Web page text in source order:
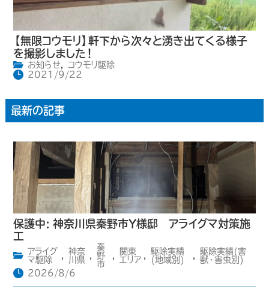
【無限コウモリ】軒下から次々と湧き出てくる様子
を撮影しました！
お知らせ,
コウモリ駆除
2021/9/22
最新の記事
保護中: 神奈川県秦野市Y様邸 アライグマ対策施
工
アライグ
マ駆除
,
神奈
川県 ,
秦
野
市
,
関東
エリア ,
駆除実績
(地域別)
,
駆除実績(害
獣・害虫別)
2026/8/6